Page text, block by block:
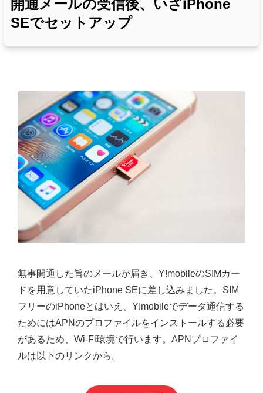
開通メールの受信後、いざiPhone
SEでセットアップ
無事開通した旨のメールが届き、Y!mobileのSIMカー
ドを用意していたiPhone SEに差し込みました。SIM
フリーのiPhoneとはいえ、Y!mobileでデータ通信する
ためにはAPNのプロファイルをインストールする必要
があるため、Wi-Fi環境で行います。APNプロファイ
ルは以下のリンクから。